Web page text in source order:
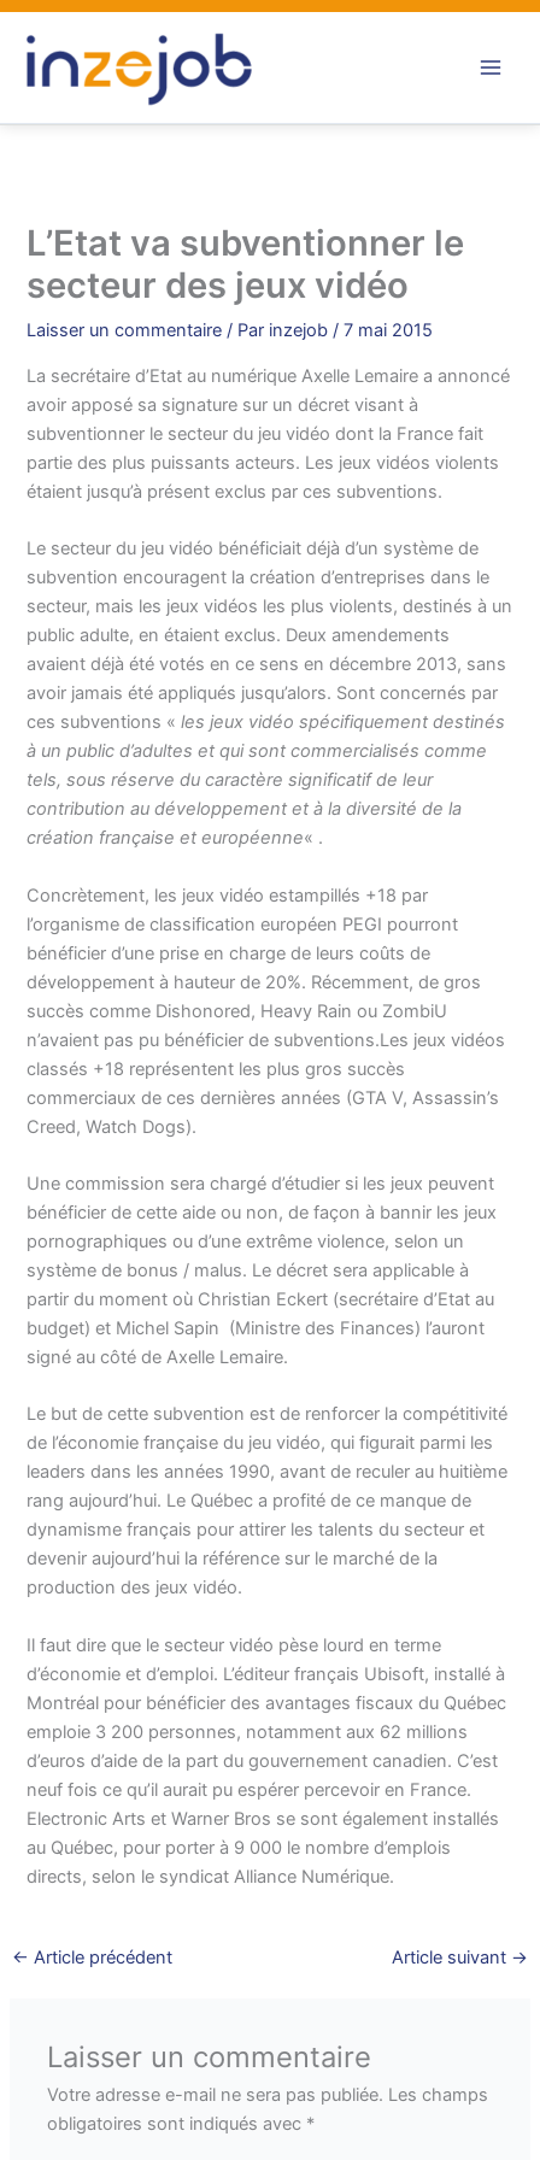
Aller
contenu
L’Etat va subventionner le
secteur des jeux vidéo
Laisser un commentaire / Par inzejob/7 mai 2015
La secrétaire d’Etat au numérique Axelle Lemaire a annoncé
avoir apposé sa signature sur un décret visant à
subventionner le secteur du jeu vidéo dont la France fait
partie des plus puissants acteurs. Les jeux vidéos violents
étaient jusqu’à présent exclus par ces subventions.
Le secteur du jeu vidéo bénéficiait déjà d’un système de
subvention encouragent la création d’entreprises dans le
secteur, mais les jeux vidéos les plus violents, destinés à un
public adulte, en étaient exclus. Deux amendements
avaient déjà été votés en ce sens en décembre 2013, sans
avoir jamais été appliqués jusqu’alors. Sont concernés par
ces subventions «les jeux vidéo spécifiquement destinés
à un public d’adultes et qui sont commercialisés comme
tels, sous réserve du caractère significatif de leur
contribution au développement et à la diversité de la
création française et européenne« .
Concrètement, les jeux vidéo estampillés +18 par
l’organisme de classification européen PEGI pourront
bénéficier d’une prise en charge de leurs coûts de
développement à hauteur de 20%. Récemment, de gros
succès comme Dishonored, Heavy Rain ou ZombiU
n’avaient pas pu bénéficier de subventions.Les jeux vidéos
classés +18 représentent les plus gros succès
commerciaux de ces dernières années (GTA V, Assassin’s
Creed, Watch Dogs).
Une commission sera chargé d’étudier si les jeux peuvent
bénéficier de cette aide ou non, de façon à bannir les jeux
pornographiques ou d’une extrême violence, selon un
système de bonus / malus. Le décret sera applicable à
partir du moment où Christian Eckert (secrétaire d’Etat au
budget) et Michel Sapin (Ministre des Finances) l’auront
signé au côté de Axelle Lemaire.
Le but de cette subvention est de renforcer la compétitivité
de l’économie française du jeu vidéo, qui figurait parmi les
leaders dans les années 1990, avant de reculer au huitième
rang aujourd’hui. Le Québec a profité de ce manque de
dynamisme français pour attirer les talents du secteur et
devenir aujourd’hui la référence sur le marché de la
production des jeux vidéo.
Il faut dire que le secteur vidéo pèse lourd en terme
d’économie et d’emploi. L’éditeur français Ubisoft, installé à
Montréal pour bénéficier des avantages fiscaux du Québec
emploie 3 200 personnes, notamment aux 62 millions
d’euros d’aide de la part du gouvernement canadien. C’est
neuf fois ce qu’il aurait pu espérer percevoir en France.
Electronic Arts et Warner Bros se sont également installés
au Québec, pour porter à 9 000 le nombre d’emplois
directs, selon le syndicat Alliance Numérique.
← Article précédent Article suivant →
Laisser un commentaire
Votre adresse e-mail ne sera pas publiée. Les champs
obligatoires sont indiqués avec *